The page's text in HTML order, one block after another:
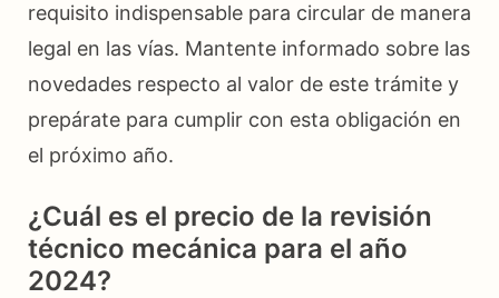
requisito indispensable para circular de manera
legal en las vías. Mantente informado sobre las
novedades respecto al valor de este trámite y
prepárate para cumplir con esta obligación en
el próximo año.
¿Cuál es el precio de la revisión
técnico mecánica para el año
2024?